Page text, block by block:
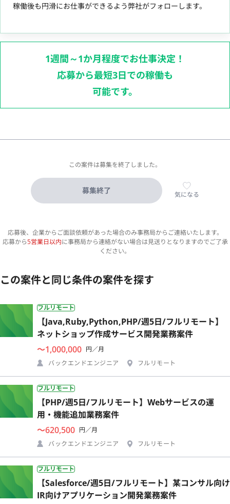
稼働後も円滑にお仕事ができるよう弊社がフォローします。
1週間～1か月程度でお仕事決定！
応募から最短3日での稼働も
可能です。
この案件は募集を終了しました。
募集終了 気になる
応募後、企業からご面談依頼があった場合のみ事務局からご連絡いたします。
応募から5営業日以内に事務局から連絡がない場合は見送りとなりますのでご了承
ください。
この案件と同じ条件の案件を探す
フルリモート
【Java,Ruby,Python,PHP/週5日/フルリモート】
ネットショップ作成サービス開発業務案件
〜1,000,000 円／月
バックエンドエンジニア
フルリモート
フルリモート
【PHP/週5日/フルリモート】Webサービスの運
用・機能追加業務案件
〜620,500 円／月
バックエンドエンジニア
フルリモート
フルリモート
【Salesforce/週5日/フルリモート】某コンサル向け
IR向けアプリケーション開発業務案件